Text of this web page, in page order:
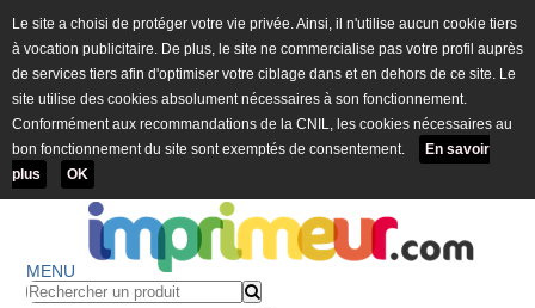
Le site a choisi de protéger votre vie privée. Ainsi, il n'utilise aucun cookie tiers
à vocation publicitaire. De plus, le site ne commercialise pas votre profil auprès
de services tiers afin d'optimiser votre ciblage dans et en dehors de ce site. Le
site utilise des cookies absolument nécessaires à son fonctionnement.
Conformément aux recommandations de la CNIL, les cookies nécessaires au
bon fonctionnement du site sont exemptés de consentement.
En savoir
plus
OK
MENU